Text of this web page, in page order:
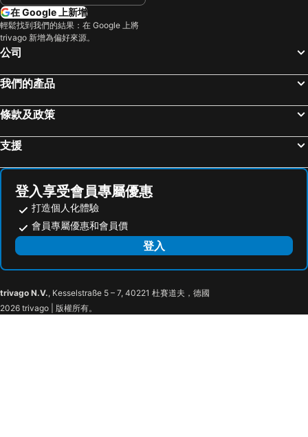
Hotel 6 - ZhongHua
LIHO Hotel Hankou
桃園市區, 桃園地區 飯店
中正區, 台北 飯店
新竹市區, 新竹地區 飯店
高雄市區, 高雄地區 飯店
花蓮市, 花蓮 飯店
在 Google 上新增
輕鬆找到我們的結果：在 Google 上將
trivago 新增為偏好來源。
公司
我們的產品
條款及政策
支援
登入享受會員專屬優惠
打造個人化體驗
會員專屬優惠和會員價
登入
trivago N.V., Kesselstraße 5 – 7, 40221 杜賽道夫，德國
2026 trivago | 版權所有。